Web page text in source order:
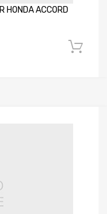
HONDA ACCORD